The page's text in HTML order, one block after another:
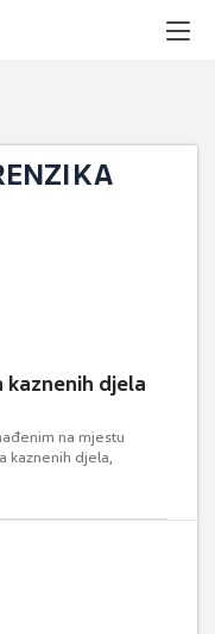
djela
na mjestu
kaznenih djela,